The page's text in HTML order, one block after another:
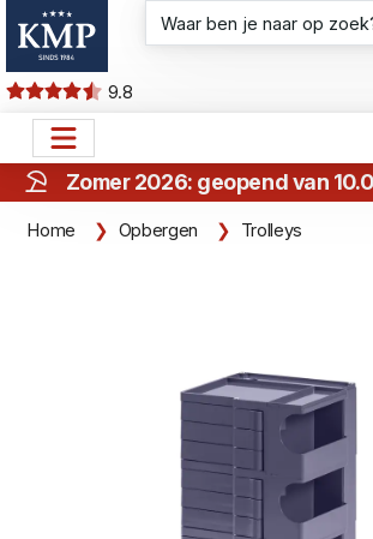
9.8
Zomer 2026: geopend van
Home Opbergen Trolleys